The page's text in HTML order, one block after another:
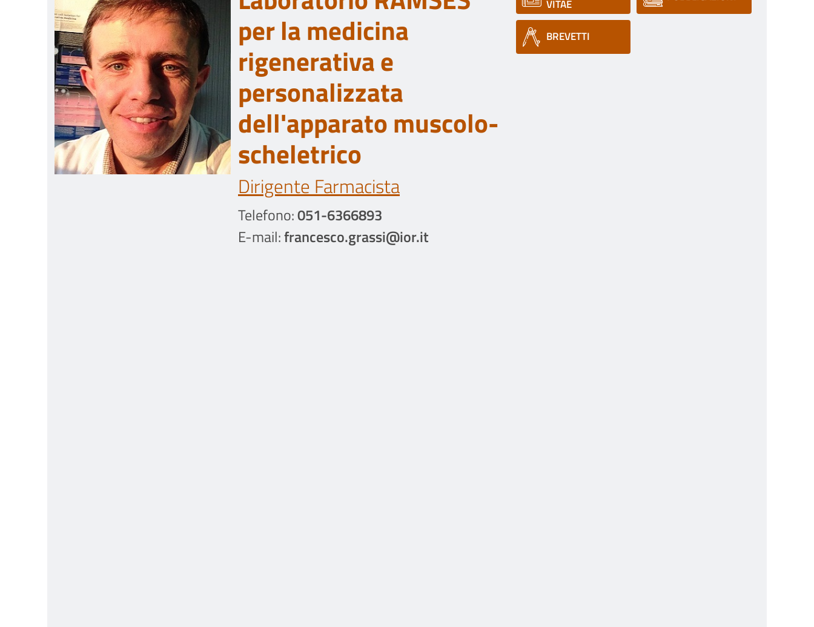
per la medicina
rigenerativa e
personalizzata
dell'apparato muscolo-
scheletrico
Dirigente Farmacista
Telefono:051-6366893
E-mail:francesco.grassi@ior.it
VITAE
BREVETTI